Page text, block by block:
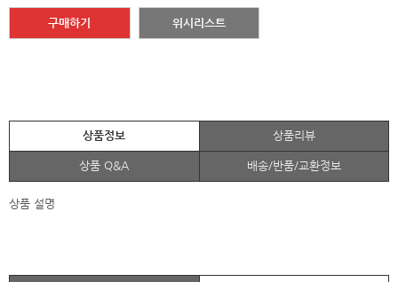
구매하기 위시리스트
상품정보 상품리뷰
상품 Q&A 배송/반품/교환정보
상품 설명